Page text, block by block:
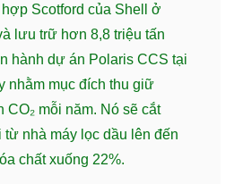
Scotford của Shell ở
lưu trữ hơn 8,8 triệu tấn
hành dự án Polaris CCS tại
nhằm mục đích thu giữ
CO₂ mỗi năm. Nó sẽ cắt
nhà máy lọc dầu lên đến
chất xuống 22%.